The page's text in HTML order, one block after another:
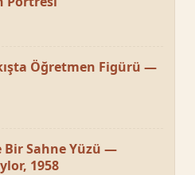
Öğretmen Figürü —
Bir Sahne Yüzü —
1958